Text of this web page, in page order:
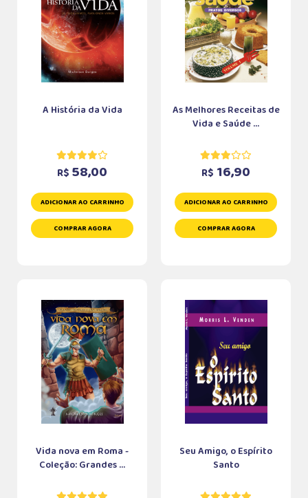
A História da Vida
R$ 58,00
ADICIONAR AO CARRINHO
COMPRAR AGORA
As Melhores Receitas de
Vida e Saúde ...
R$ 16,90
ADICIONAR AO CARRINHO
COMPRAR AGORA
Vida nova em Roma -
Coleção: Grandes ...
Seu Amigo, o Espírito
Santo